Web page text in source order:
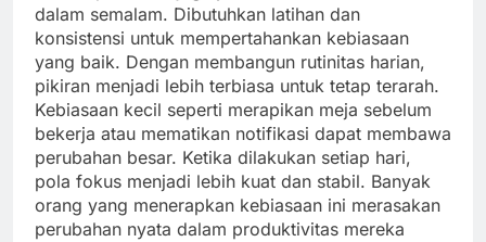
dalam semalam. Dibutuhkan latihan dan
konsistensi untuk mempertahankan kebiasaan
yang baik. Dengan membangun rutinitas harian,
pikiran menjadi lebih terbiasa untuk tetap terarah.
Kebiasaan kecil seperti merapikan meja sebelum
bekerja atau mematikan notifikasi dapat membawa
perubahan besar. Ketika dilakukan setiap hari,
pola fokus menjadi lebih kuat dan stabil. Banyak
orang yang menerapkan kebiasaan ini merasakan
perubahan nyata dalam produktivitas mereka